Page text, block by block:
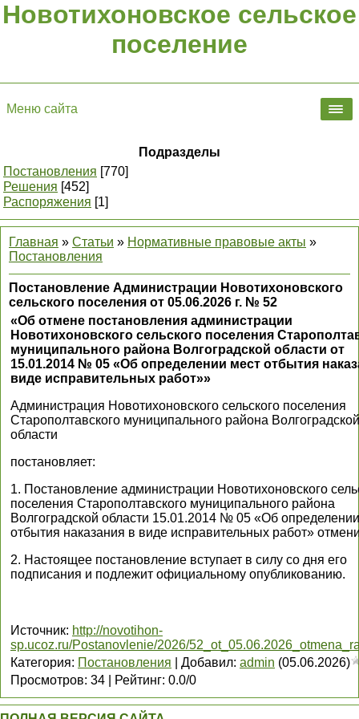
Новотихоновское сельское
поселение
Меню сайта
Подразделы
Постановления [770]
Решения [452]
Распоряжения [1]
Главная » Статьи » Нормативные правовые акты »
Постановления
Постановление Администрации Новотихоновского
сельского поселения от 05.06.2026 г. № 52
«Об отмене постановления администрации
Новотихоновского сельского поселения
муниципального района Волгоградской области от
15.01.2014 № 05 «Об определении мест отбытия
виде исправительных работ»»
Администрация Новотихоновского сельского поселения
Старополтавского муниципального района Волгоградской
области
постановляет:
1. Постановление администрации Новотихоновского
поселения Старополтавского муниципального района
Волгоградской области 15.01.2014 № 05 «Об
отбытия наказания в виде исправительных работ»
2. Настоящее постановление вступает в силу со дня его
подписания и подлежит официальному опубликованию.
Источник: http://novotihon-
sp.ucoz.ru/Postanovlenie/2026/
Категория: Постановления Добавил: admin (05.06.2026)
Просмотров: 34 Рейтинг: 0.0/0